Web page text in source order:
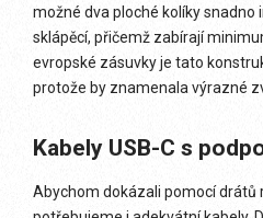
možné dva ploché kolíky
sklápěcí, přičemž zabírají
evropské zásuvky je tato
protože by znamenala výrazné
Kabely USB-C s
Abychom dokázali pomocí drátů